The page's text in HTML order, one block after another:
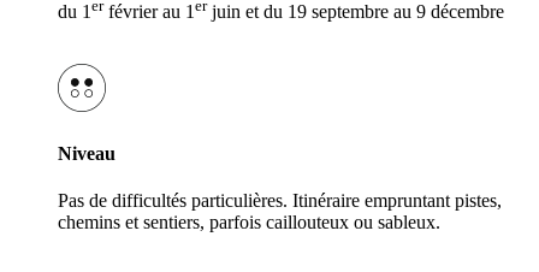
du 1erfévrier au 1erjuin et du 19 septembre au 9 décembre
Niveau
Pas de difficultés particulières. Itinéraire empruntant pistes,
chemins et sentiers, parfois caillouteux ou sableux.